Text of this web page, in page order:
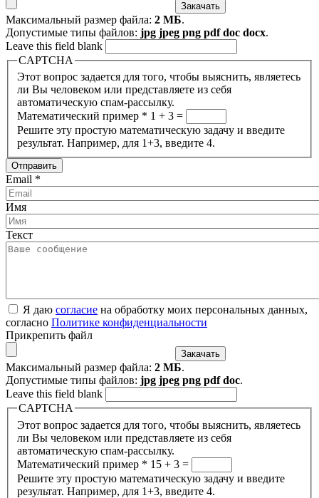
Максимальный размер файла: 2 МБ.
Допустимые типы файлов: jpg jpeg png pdf doc docx.
Leave this field blank
CAPTCHA
Этот вопрос задается для того, чтобы выяснить, являетесь
ли Вы человеком или представляете из себя
автоматическую спам-рассылку.
Математический пример * 1 + 3 =
Решите эту простую математическую задачу и введите
результат. Например, для 1+3, введите 4.
Email *
Имя
Текст
Я даю согласие на обработку моих персональных данных,
согласно Политике конфиденциальности
Прикрепить файл
Максимальный размер файла: 2 МБ.
Допустимые типы файлов: jpg jpeg png pdf doc.
Leave this field blank
CAPTCHA
Этот вопрос задается для того, чтобы выяснить, являетесь
ли Вы человеком или представляете из себя
автоматическую спам-рассылку.
Математический пример * 15 + 3 =
Решите эту простую математическую задачу и введите
результат. Например, для 1+3, введите 4.